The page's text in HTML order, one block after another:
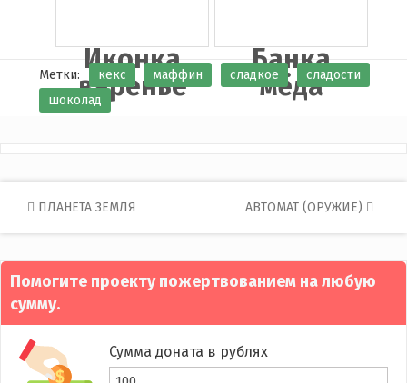
Иконка
варенье
Банка
мёда
Метки: кекс маффин сладкое
сладости
шоколад
Post
navigation
ПЛАНЕТА ЗЕМЛЯ АВТОМАТ (ОРУЖИЕ)
Помогите проекту пожертвованием на любую
сумму.
Сумма доната в рублях